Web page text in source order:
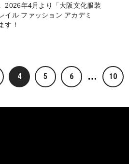
2026年4月より「大阪文化服装
イル ファッション アカデミ
す！
4 5 6 … 10